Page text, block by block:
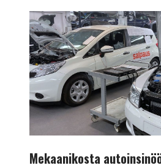
Mekaanikosta
autoinsinööriksi
Mekaanikosta